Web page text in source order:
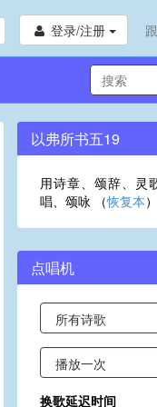
登录/注册
以弗所书五19
用诗章、颂辞、灵
唱、颂咏 （恢复本）
点唱机
换歌延迟时间